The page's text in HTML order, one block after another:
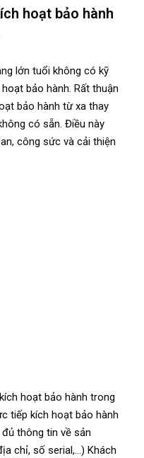
hoạt bảo hành
lớn tuổi không có kỹ
bảo hành. Rất thuận
bảo hành từ xa thay
có sẵn. Điều này
công sức và cải thiện
hoạt bảo hành trong
tiếp kích hoạt bảo hành
thông tin về sản
chỉ, số serial,…) Khách